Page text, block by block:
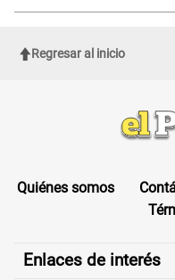
Regresar al inicio
Quiénes somos
Enlaces de interés